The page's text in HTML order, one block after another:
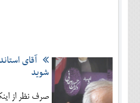
آقای
شوید
صرف نظر از